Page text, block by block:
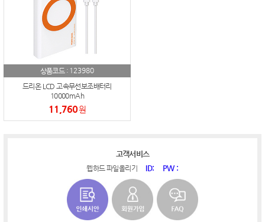
상품코드 : 123980
드리온 LCD 고속무선보조배터리
10000mAh
11,760원
고객서비스
웹하드 파일올리기 ID: PW :